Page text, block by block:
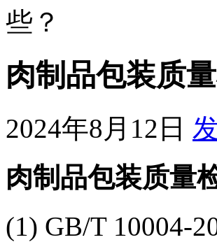
些？
肉制品包装质
2024年8月12日
肉制品包装质量
(1) GB/T 10004-